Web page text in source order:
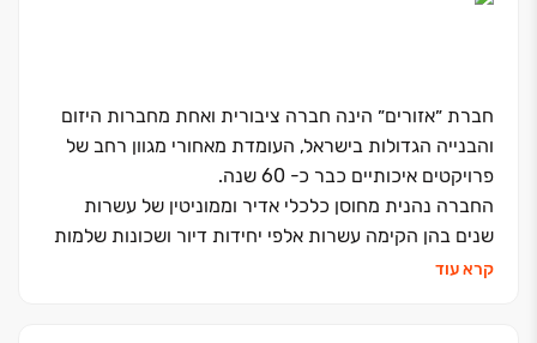
חברת ״אזורים״ הינה חברה ציבורית ואחת מחברות היזום
והבנייה הגדולות בישראל, העומדת מאחורי מגוון רחב של
פרויקטים איכותיים כבר כ- 60 שנה.
החברה נהנית מחוסן כלכלי אדיר וממוניטין של עשרות
שנים בהן הקימה עשרות אלפי יחידות דיור ושכונות שלמות
כגון: אזורים רחובות החדשה, מגדלי נאמן, אזורי חן, אזורים
קרא עוד